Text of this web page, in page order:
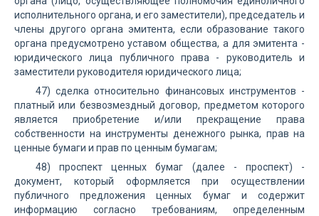
исполнительного органа, и его заместители), председатель и
члены другого органа эмитента, если образование такого
органа предусмотрено уставом общества, а для эмитента -
юридического лица публичного права - руководитель и
заместители руководителя юридического лица;
47) сделка относительно финансовых инструментов -
платный или безвозмездный договор, предметом которого
является приобретение и/или прекращение права
собственности на инструменты денежного рынка, прав на
ценные бумаги и прав по ценным бумагам;
48) проспект ценных бумаг (далее - проспект) -
документ, который оформляется при осуществлении
публичного предложения ценных бумаг и содержит
информацию согласно требованиям, определенным